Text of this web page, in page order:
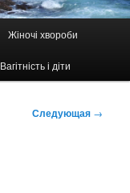
Жіночі хвороби
Вагітність і діти
Следующая →